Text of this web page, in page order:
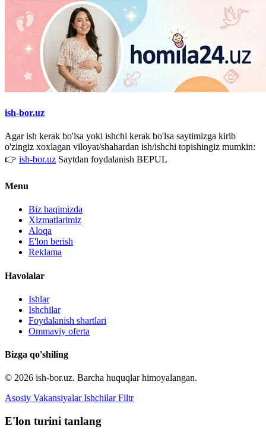
ish-bor.uz
Agar ish kerak bo'lsa yoki ishchi kerak bo'lsa saytimizga kirib
o'zingiz xoxlagan viloyat/shahardan ish/ishchi topishingiz mumkin:
👉 ish-bor.uz Saytdan foydalanish BEPUL
Menu
Biz haqimizda
Xizmatlarimiz
Aloqa
E'lon berish
Reklama
Havolalar
Ishlar
Ishchilar
Foydalanish shartlari
Ommaviy oferta
Bizga qo'shiling
© 2026 ish-bor.uz. Barcha huquqlar himoyalangan.
Asosiy Vakansiyalar Ishchilar Filtr
E'lon turini tanlang